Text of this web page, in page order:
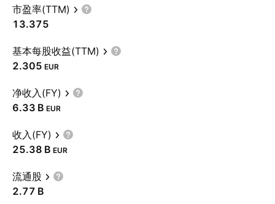
市盈率(TTM)
13.375
基本每股收益(TTM)
2.305 EUR
净收入(FY)
‪6.33 B‬ EUR
收入(FY)
‪25.38 B‬ EUR
流通股
‪2.77 B‬